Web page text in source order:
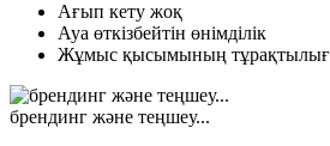
Ағып кету жоқ
Ауа өткізбейтін өнімділік
Жұмыс қысымының
брендинг және теңшеу...